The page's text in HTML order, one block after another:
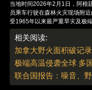
当地时间2026年2月1日，阿根
员乘车行驶在森林火灾现场附
受1965年以来最严重旱灾及极
累计过火面积已突破23万公顷
省和丘布特省外，野火已蔓延
省份。政府已对上述省份发布
处火源被指涉嫌蓄意纵火以扩
推行财政紧缩而大幅削减国家
缺口巨大，大火正持续威胁国
Gonzalo KEOGAN／视觉中国
相关阅读:
加拿大野火面积破记
极端高温侵袭全球 多
联合国报告：噪音、